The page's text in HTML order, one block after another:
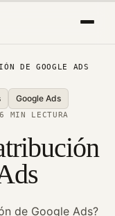
DE GOOGLE ADS
Google Ads
MIN LECTURA
de Google Ads?